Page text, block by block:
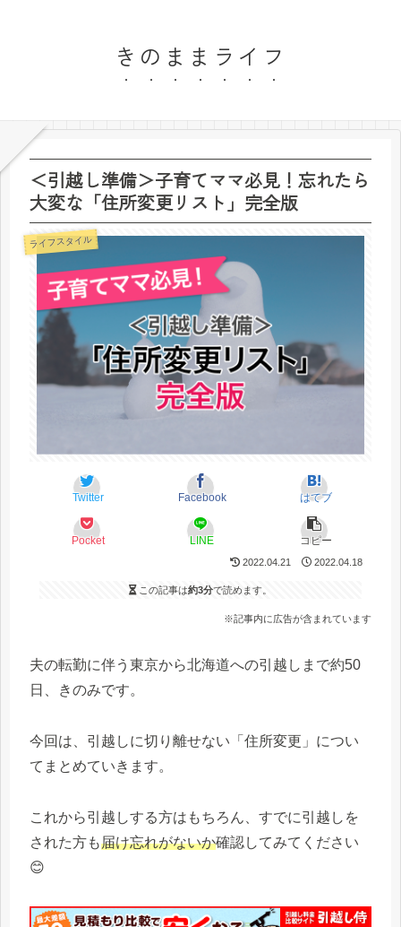
きのままライフ
＜引越し準備＞子育てママ必見！忘れたら
大変な「住所変更リスト」完全版
ライフスタイル
Twitter Facebook はてブ
Pocket LINE コピー
2022.04.21 2022.04.18
この記事は約3分で読めます。
※記事内に広告が含まれています
夫の転勤に伴う東京から北海道への引越しまで約50
日、きのみです。
今回は、引越しに切り離せない「住所変更」につい
てまとめていきます。
これから引越しする方はもちろん、すでに引越しを
された方も届け忘れがないか確認してみてください
😊